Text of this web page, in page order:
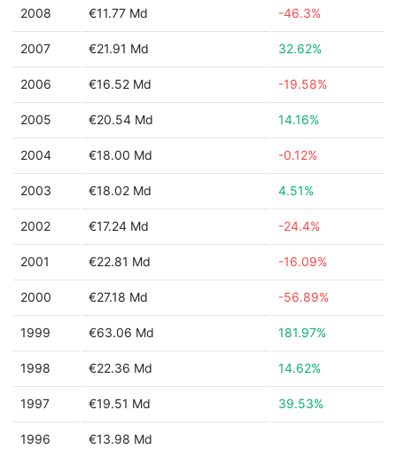
2008 €11.77 Md -46.3%
2007 €21.91 Md 32.62%
2006 €16.52 Md -19.58%
2005 €20.54 Md 14.16%
2004 €18.00 Md -0.12%
2003 €18.02 Md 4.51%
2002 €17.24 Md -24.4%
2001 €22.81 Md -16.09%
2000 €27.18 Md -56.89%
1999 €63.06 Md 181.97%
1998 €22.36 Md 14.62%
1997 €19.51 Md 39.53%
1996 €13.98 Md